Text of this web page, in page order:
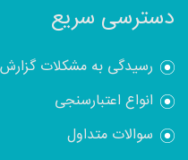
دسترسی سریع
رسیدگی به مشکلات گزارش
انواع اعتبارسنجی
سوالات متداول